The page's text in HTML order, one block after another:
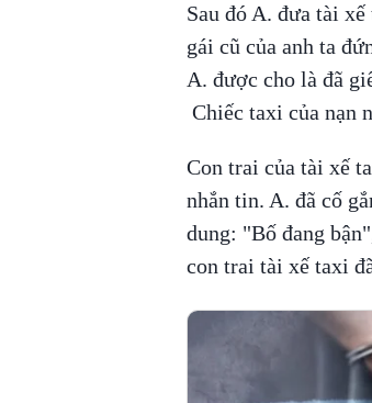
Sau đó A. đưa tài
gái cũ của anh ta
A. được cho là đã
Chiếc taxi của nạn
Con trai của tài xế
nhắn tin. A. đã cố
dung: "Bố đang
con trai tài xế taxi